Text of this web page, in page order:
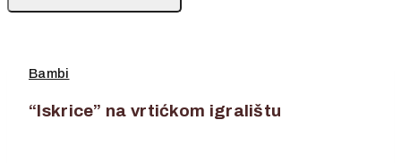
Bambi
“Iskrice” na vrtićkom igralištu